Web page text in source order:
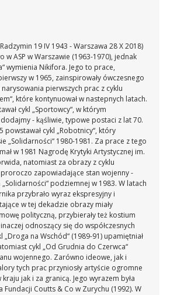
19 IV 1943 - Warszawa 28 X 2018)
w ASP w Warszawie (1963-1970), jednak
wymienia Nikifora. Jego to prace,
w 1965, zainspirowały ówczesnego
pierwszych prac z cyklu
które kontynuował w nastepnych latach.
cykl „Sportowcy“, w którym
- kąśliwie, typowe postaci z lat 70.
powstawał cykl „Robotnicy“, który
„Solidarności“ 1980-1981. Za prace z tego
w 1981 Nagrodę Krytyki Artystycznej im.
natomiast za obrazy z cyklu
proroczo zapowiadające stan wojenny -
podziemnej w 1983. W latach
przybrało wyraz ekspresyjny i
w tej dekadzie obrazy miały
polityczną, przybierały też kostium
odnoszący się do współczesnych
„Droga na Wschód“ (1989-91) upamiętniał
cykl „Od Grudnia do Czerwca“
wojennego. Zarówno ideowe, jak i
tych prac przyniosły artyście ogromne
jak i za granicą. Jego wyrazem była
Coutts & Co w Zurychu (1992). W